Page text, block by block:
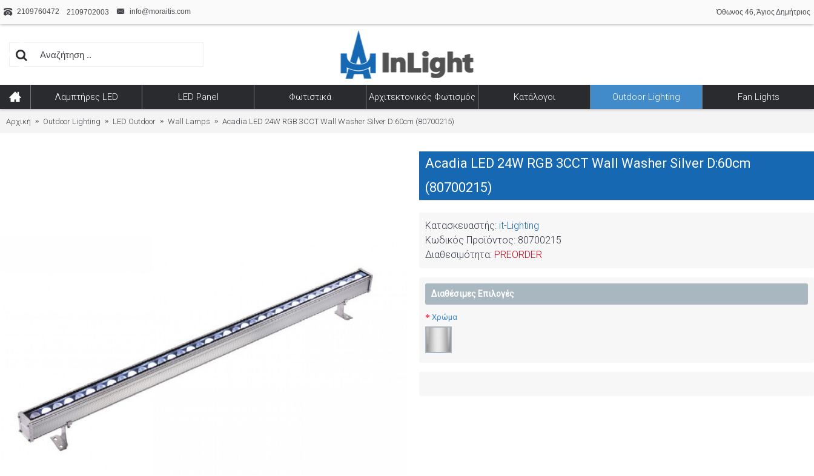
2109760472 2109702003 info@moraitis.com Όθωνος 46, Άγιος Δημήτριος
Λαμπτήρες LED LED Panel Φωτιστικά Αρχιτεκτονικός Φωτισμός Κατάλογοι Outdoor Lighting Fan Lights
Αρχική Outdoor Lighting LED Outdoor Wall Lamps Acadia LED 24W RGB 3CCT Wall Washer Silver D:60cm (80700215)
Acadia LED 24W RGB 3CCT Wall Washer Silver D:60cm
(80700215)
Κατασκευαστής: it-Lighting
Κωδικός Προϊόντος: 80700215
Διαθεσιμότητα: PREORDER
Διαθέσιμες Επιλογές
Χρώμα